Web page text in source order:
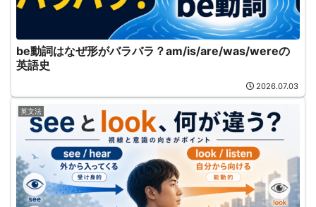
be動詞はなぜ形がバラバラ？am/is/are/was/wereの
英語史
2026.07.03
英文法